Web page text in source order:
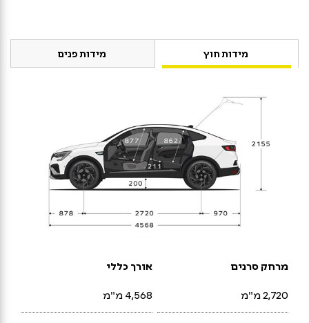
מידות חוץ מידות פנים
מרחק סרנים
2,720 מ"מ
אורך כללי
4,568 מ"מ